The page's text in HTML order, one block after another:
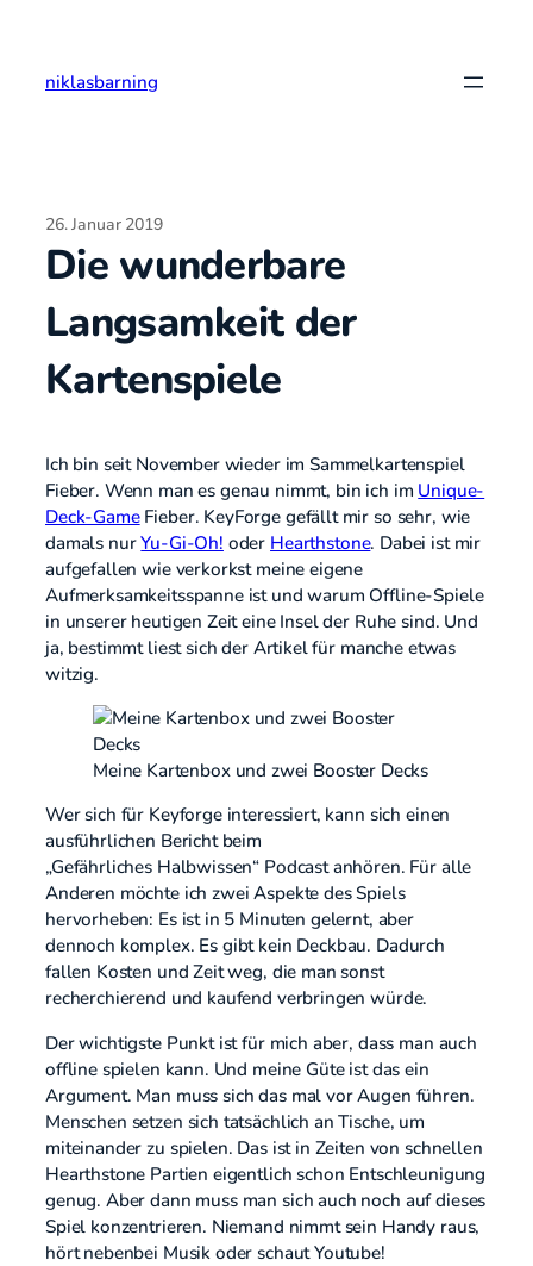
springen
niklasbarning
26. Januar 2019
Die wunderbare
Langsamkeit der
Kartenspiele
Ich bin seit November wieder im Sammelkartenspiel
Fieber. Wenn man es genau nimmt, bin ich im Unique-
Deck-GameFieber. KeyForge gefällt mir so sehr, wie
damals nurYu-Gi-Oh! oder Hearthstone. Dabei ist mir
aufgefallen wie verkorkst meine eigene
Aufmerksamkeitsspanne ist und warum Offline-Spiele
in unserer heutigen Zeit eine Insel der Ruhe sind. Und
ja, bestimmt liest sich der Artikel für manche etwas
witzig.
Meine Kartenbox und zwei Booster Decks
Wer sich für Keyforge interessiert, kann sich einen
ausführlichen Bericht beim
„Gefährliches Halbwissen“ Podcast anhören. Für alle
Anderen möchte ich zwei Aspekte des Spiels
hervorheben: Es ist in 5 Minuten gelernt, aber
dennoch komplex. Es gibt kein Deckbau. Dadurch
fallen Kosten und Zeit weg, die man sonst
recherchierend und kaufend verbringen würde.
Der wichtigste Punkt ist für mich aber, dass man auch
offline spielen kann. Und meine Güte ist das ein
Argument. Man muss sich das mal vor Augen führen.
Menschen setzen sich tatsächlich an Tische, um
miteinander zu spielen. Das ist in Zeiten von schnellen
Hearthstone Partien eigentlich schon Entschleunigung
genug. Aber dann muss man sich auch noch auf dieses
Spiel konzentrieren. Niemand nimmt sein Handy raus,
hört nebenbei Musik oder schaut Youtube!